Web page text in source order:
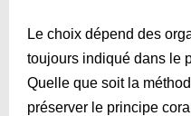
Le choix dépend des
toujours indiqué dans le
Quelle que soit la
préserver le principe